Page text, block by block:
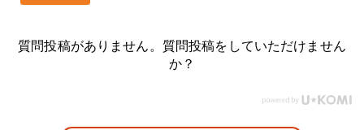
質問投稿がありません。質問投稿をしていただけません
か？